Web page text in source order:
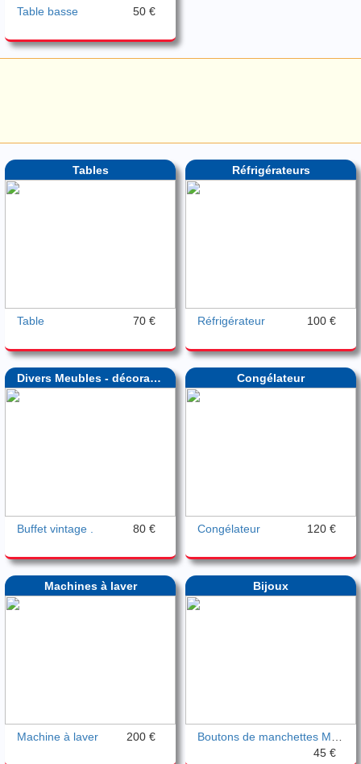
Table basse 50 €
Tables
Table 70 €
Réfrigérateurs
Réfrigérateur 100 €
Divers Meubles - décoration
Buffet vintage . 80 €
Congélateur
Congélateur 120 €
Machines à laver
Machine à laver 200 €
Bijoux
45 €